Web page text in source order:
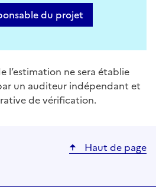
du projet
l’estimation ne sera établie
un auditeur indépendant et
de vérification.
Haut de page